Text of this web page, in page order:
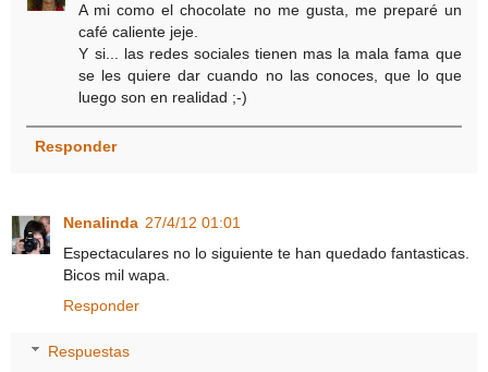
A mi como el chocolate no me gusta, me preparé un
café caliente jeje.
Y si... las redes sociales tienen mas la mala fama que
se les quiere dar cuando no las conoces, que lo que
luego son en realidad ;-)
Responder
Nenalinda 27/4/12 01:01
Espectaculares no lo siguiente te han quedado fantasticas.
Bicos mil wapa.
Responder
Respuestas